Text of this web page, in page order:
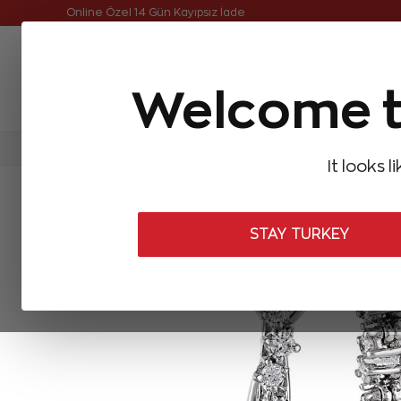
Welcome
It looks
STAY TURKEY
Online Özel Ücretsiz ve Sigortalı Teslimat
Aynı Gün Kargo Çok Satanlar